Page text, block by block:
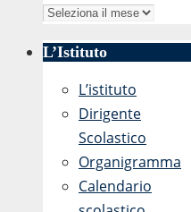
-
Archivio
L’Istituto
L’istituto
Dirigente
Scolastico
Organigramma
Calendario